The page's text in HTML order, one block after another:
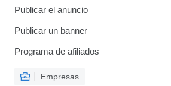
Publicar el anuncio
Publicar un banner
Programa de afiliados
Empresas